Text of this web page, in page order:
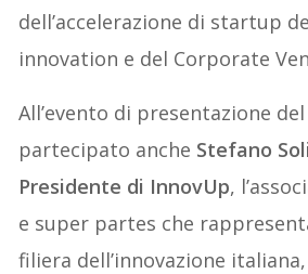
dell’accelerazione di startup
innovation e del Corporate
All’evento di presentazione
partecipato anche Stefano
Presidente di InnovUp,
e super partes che
filiera dell’innovazione